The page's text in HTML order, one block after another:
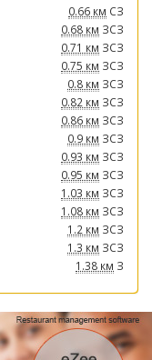
0.66 км СЗ
0.68 км ЗСЗ
0.71 км ЗСЗ
0.75 км ЗСЗ
0.8 км ЗСЗ
0.82 км ЗСЗ
0.86 км ЗСЗ
0.9 км ЗСЗ
0.93 км ЗСЗ
0.95 км ЗСЗ
1.03 км ЗСЗ
1.08 км ЗСЗ
1.2 км ЗСЗ
1.3 км ЗСЗ
1.38 км З